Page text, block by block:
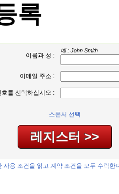
록
이름과 성 :
예 : John Smith
이메일 주소 :
호를 선택하십시오 :
스폰서 선택
사용 조건을 읽고 계약 조건을 모두 수락한